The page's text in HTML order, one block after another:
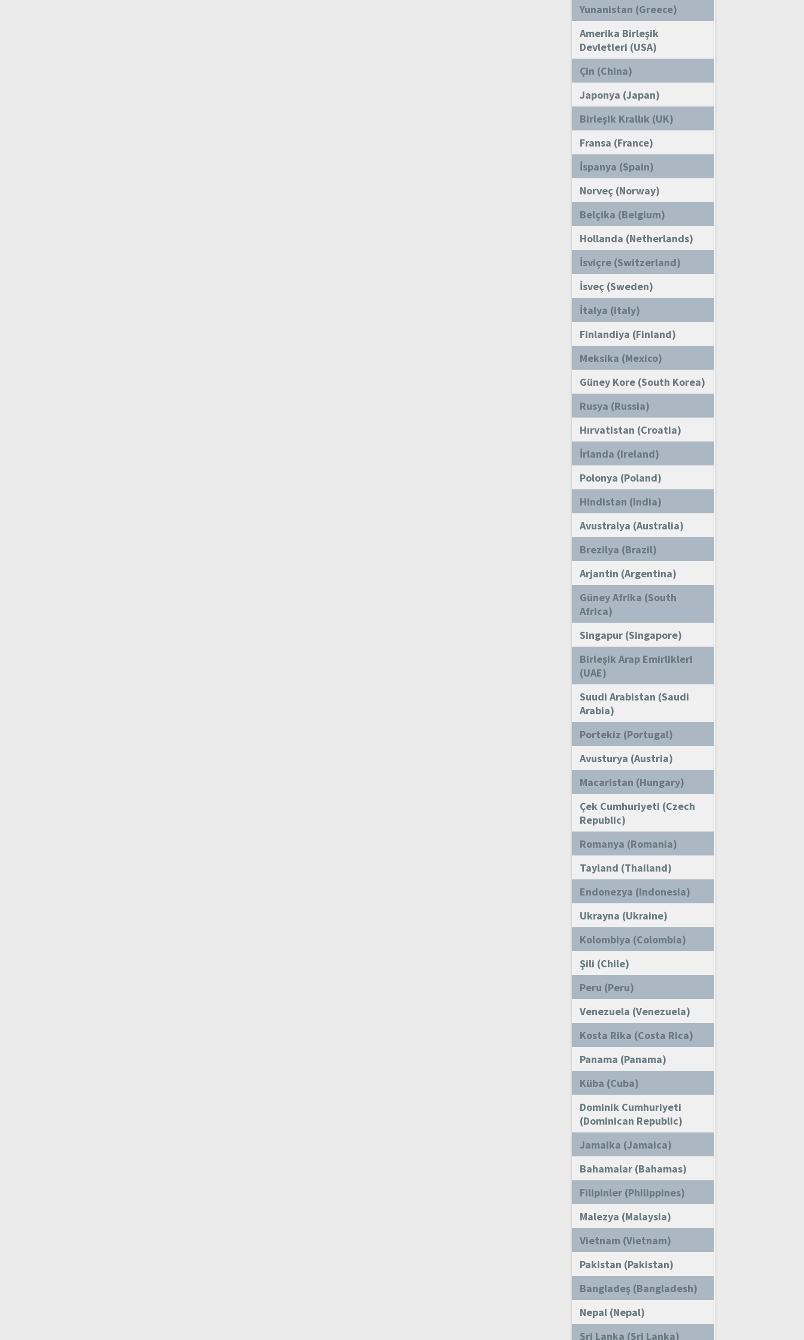
Yunanistan (Greece)
Amerika Birleşik
Devletleri (USA)
Çin (China)
Japonya (Japan)
Birleşik Krallık (UK)
Fransa (France)
İspanya (Spain)
Norveç (Norway)
Belçika (Belgium)
Hollanda (Netherlands)
İsviçre (Switzerland)
İsveç (Sweden)
İtalya (Italy)
Finlandiya (Finland)
Meksika (Mexico)
Güney Kore (South Korea)
Rusya (Russia)
Hırvatistan (Croatia)
İrlanda (Ireland)
Polonya (Poland)
Hindistan (India)
Avustralya (Australia)
Brezilya (Brazil)
Arjantin (Argentina)
Güney Afrika (South
Africa)
Singapur (Singapore)
Birleşik Arap Emirlikleri
(UAE)
Suudi Arabistan (Saudi
Arabia)
Portekiz (Portugal)
Avusturya (Austria)
Macaristan (Hungary)
Çek Cumhuriyeti (Czech
Republic)
Romanya (Romania)
Tayland (Thailand)
Endonezya (Indonesia)
Ukrayna (Ukraine)
Kolombiya (Colombia)
Şili (Chile)
Peru (Peru)
Venezuela (Venezuela)
Kosta Rika (Costa Rica)
Panama (Panama)
Küba (Cuba)
Dominik Cumhuriyeti
(Dominican Republic)
Jamaika (Jamaica)
Bahamalar (Bahamas)
Filipinler (Philippines)
Malezya (Malaysia)
Vietnam (Vietnam)
Pakistan (Pakistan)
Bangladeş (Bangladesh)
Nepal (Nepal)
Sri Lanka (Sri Lanka)